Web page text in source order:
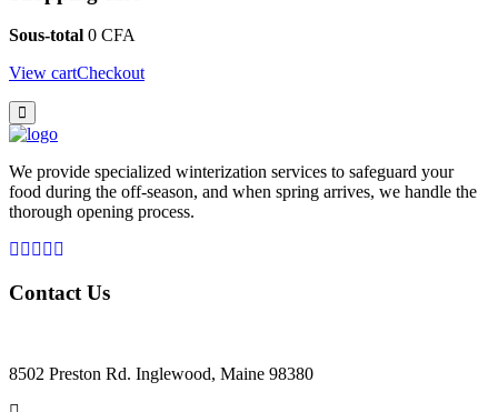
Sous-total 0 CFA
View cartCheckout
We provide specialized winterization services to safeguard your
food during the off-season, and when spring arrives, we handle the
thorough opening process.
Contact Us
8502 Preston Rd. Inglewood, Maine 98380